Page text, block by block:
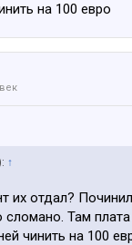
на 100 евро
↑
их отдал?
сломано. Там
чинить на 100